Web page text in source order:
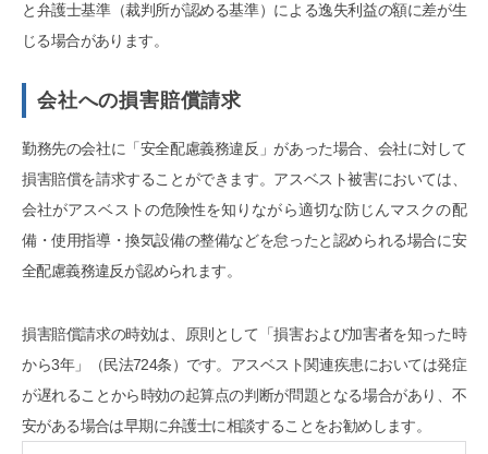
と弁護士基準（裁判所が認める基準）による逸失利益の額に差が生
じる場合があります。
会社への損害賠償請求
勤務先の会社に「安全配慮義務違反」があった場合、会社に対して
損害賠償を請求することができます。アスベスト被害においては、
会社がアスベストの危険性を知りながら適切な防じんマスクの配
備・使用指導・換気設備の整備などを怠ったと認められる場合に安
全配慮義務違反が認められます。
損害賠償請求の時効は、原則として「損害および加害者を知った時
から3年」（民法724条）です。アスベスト関連疾患においては発症
が遅れることから時効の起算点の判断が問題となる場合があり、不
安がある場合は早期に弁護士に相談することをお勧めします。